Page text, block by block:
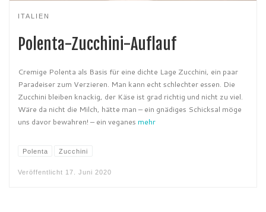
ITALIEN
Polenta-Zucchini-Auflauf
Cremige Polenta als Basis für eine dichte Lage Zucchini, ein paar
Paradeiser zum Verzieren. Man kann echt schlechter essen. Die
Zucchini bleiben knackig, der Käse ist grad richtig und nicht zu viel.
Wäre da nicht die Milch, hätte man – ein gnädiges Schicksal möge
uns davor bewahren! – ein veganes mehr
Polenta Zucchini
Veröffentlicht 17. Juni 2020